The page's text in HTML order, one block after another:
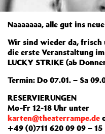
Naaaaaaa, alle gut ins
Wir sind wieder da, frisch
die erste Veranstaltung
LUCKY STRIKE (ab
Termin: Do 07.01. – Sa
RESERVIERUNGEN
Mo-Fr 12-18 Uhr unter
karten@theaterrampe.de
+49 (0)711 620 09 09 – 15